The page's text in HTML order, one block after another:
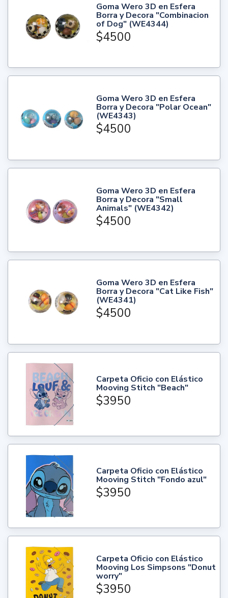
Goma Wero 3D en Esfera
Borra y Decora "Combinacion
of Dog" (WE4344)
$4500
Goma Wero 3D en Esfera
Borra y Decora "Polar Ocean"
(WE4343)
$4500
Goma Wero 3D en Esfera
Borra y Decora "Small
Animals" (WE4342)
$4500
Goma Wero 3D en Esfera
Borra y Decora "Cat Like Fish"
(WE4341)
$4500
Carpeta Oficio con Elástico
Mooving Stitch "Beach"
$3950
Carpeta Oficio con Elástico
Mooving Stitch "Fondo azul"
$3950
Carpeta Oficio con Elástico
Mooving Los Simpsons "Donut
worry"
$3950